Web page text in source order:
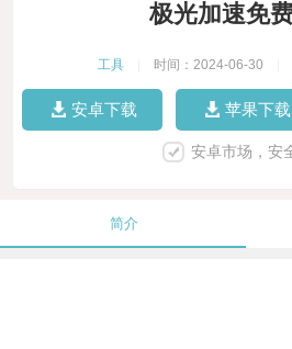
极光加速免
工具 时间：2024-06-30
安卓下载 苹果下载
安卓市场，安
简介